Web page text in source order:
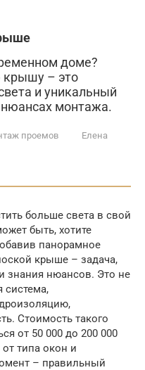
доме?
крышу – это
и уникальный
нюансах монтажа.
проемов
Елена
больше света в свой
быть, хотите
панорамное
крыше – задача,
знания нюансов. Это не
система,
Стоимость такого
от 50 000 до 200 000
типа окон и
– правильный